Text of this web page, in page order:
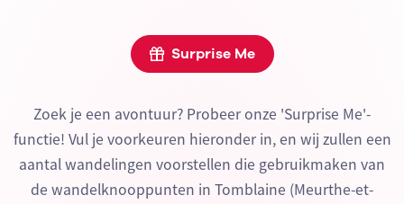
Surprise Me
Zoek je een avontuur? Probeer onze 'Surprise Me'-
functie! Vul je voorkeuren hieronder in, en wij zullen een
aantal wandelingen voorstellen die gebruikmaken van
de wandelknooppunten in Tomblaine (Meurthe-et-